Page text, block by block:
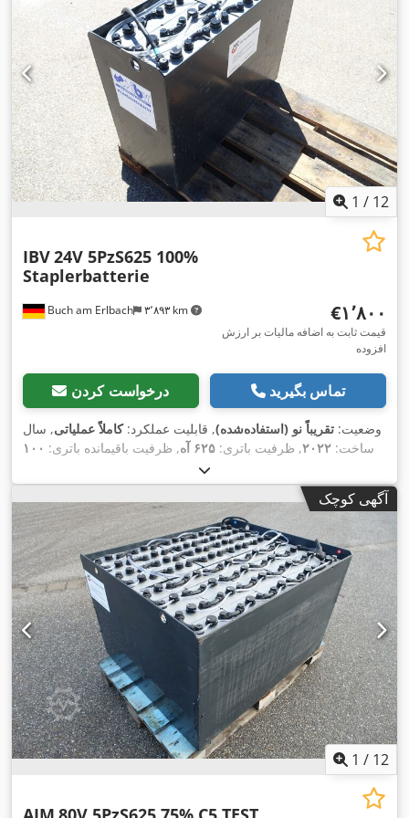
1 / 12
Buch am Erlbach ۳٬۸۹۳ km
IBV24V 5PzS625 100%
Staplerbatterie
‎€۱٬۸۰۰
قیمت ثابت به اضافه مالیات بر ارزش
افزوده
درخواست کردن تماس بگیرید
وضعیت: تقریباً نو (استفاده‌شده), قابلیت عملکرد:کاملاً عملیاتی, سال
ساخت: ۲۰۲۲, ظرفیت باتری: ۶۲۵ آه , ظرفیت باقیمانده باتری: ۱۰۰
, عرض کل:
میلی‌متر, ارتفاع کل:۶۳۰ میلی‌متر , وزن کل:۴۴۸ کیلوگرم ,
آگهی کوچک
1 / 12